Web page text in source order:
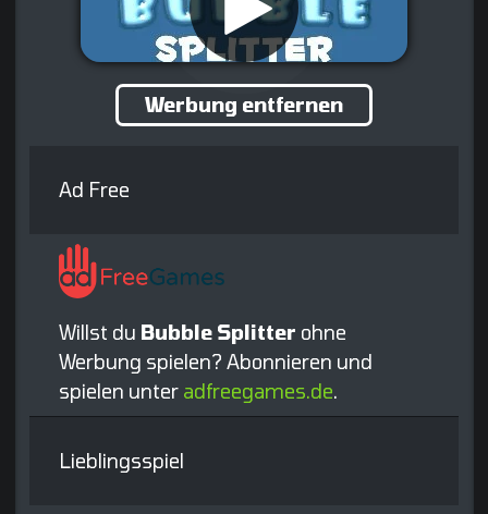
Werbung entfernen
Ad Free
Willst du Bubble Splitter ohne
Werbung spielen? Abonnieren und
spielen unter adfreegames.de.
Lieblingsspiel